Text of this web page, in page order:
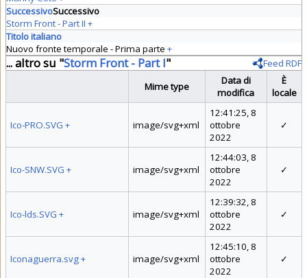
SuccessivoSuccessivo
Storm Front - Part II +
Titolo italiano
Nuovo fronte temporale - Prima parte +
... altro su "Storm Front - Part I"
Feed RDF
Mime type
Data di
modifica
È
locale
Ico-PRO.SVG + image/svg+xml
12:41:25, 8
ottobre
2022
✓
Ico-SNW.SVG + image/svg+xml
12:44:03, 8
ottobre
2022
✓
Ico-lds.SVG + image/svg+xml
12:39:32, 8
ottobre
2022
✓
Iconaguerra.svg+ image/svg+xml
12:45:10, 8
ottobre
2022
✓